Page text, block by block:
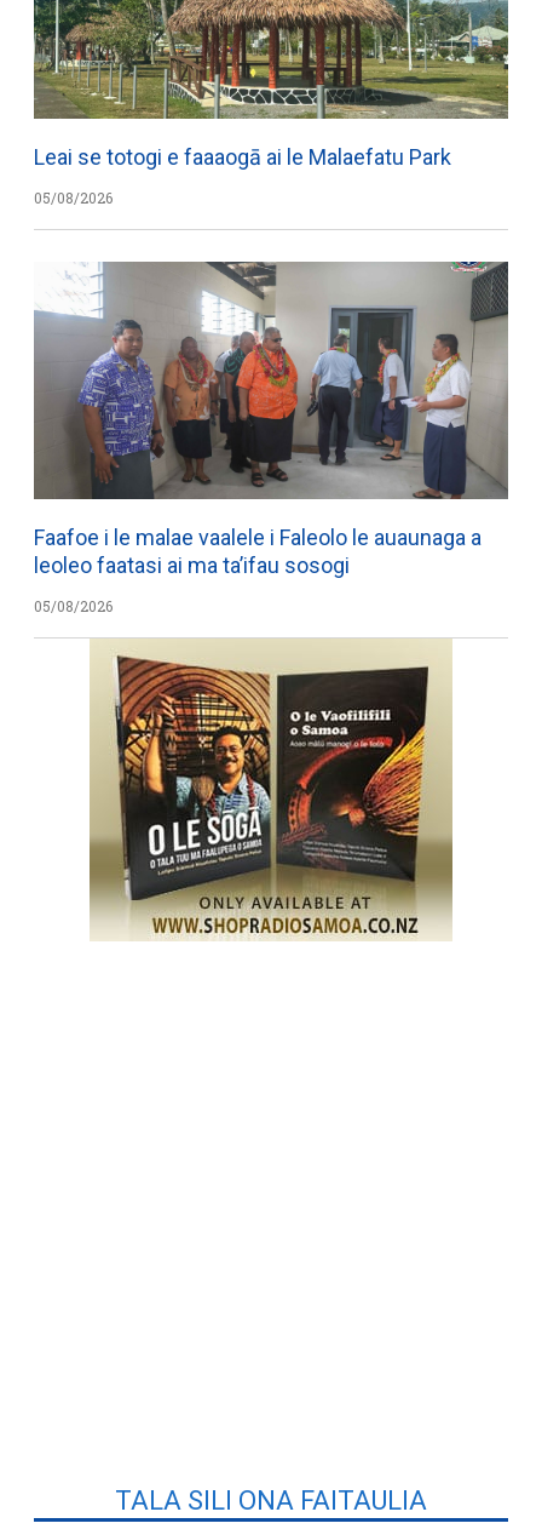
Leai se totogi e faaaogā ai le Malaefatu Park
05/08/2026
Faafoe i le malae vaalele i Faleolo le auaunaga a
leoleo faatasi ai ma ta’ifau sosogi
05/08/2026
TALA SILI ONA FAITAULIA